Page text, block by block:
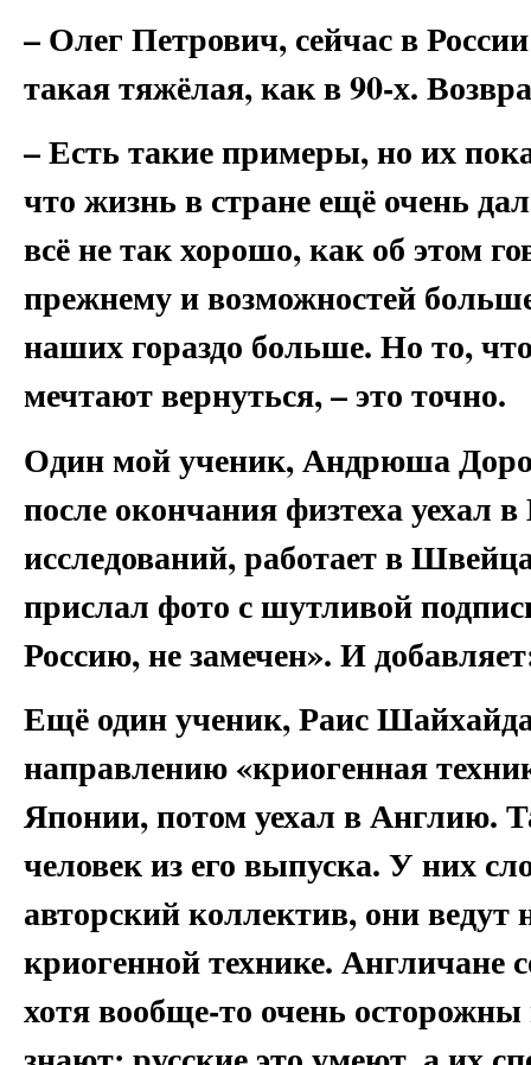
– Олег Петрович, сейчас в
такая тяжёлая, как в 90-х.
– Есть такие примеры, но их
что жизнь в стране ещё очень
всё не так хорошо, как об этом
прежнему и возможностей
наших гораздо больше. Но то,
мечтают вернуться, – это точно.
Один мой ученик, Андрюша
после окончания физтеха уехал
исследований, работает в
прислал фото с шутливой
Россию, не замечен». И
Ещё один ученик, Раис
направлению «криогенная
Японии, потом уехал в Англию.
человек из его выпуска. У них
авторский коллектив, они
криогенной технике. Англичане
хотя вообще-то очень